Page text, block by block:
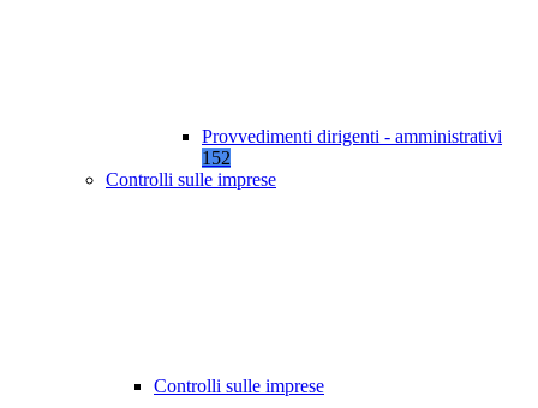
Provvedimenti dirigenti - amministrativi
152
Controlli sulle imprese
Controlli sulle imprese